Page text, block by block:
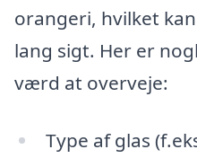
orangeri, hvilket
lang sigt. Her er
værd at overveje:
Type af glas